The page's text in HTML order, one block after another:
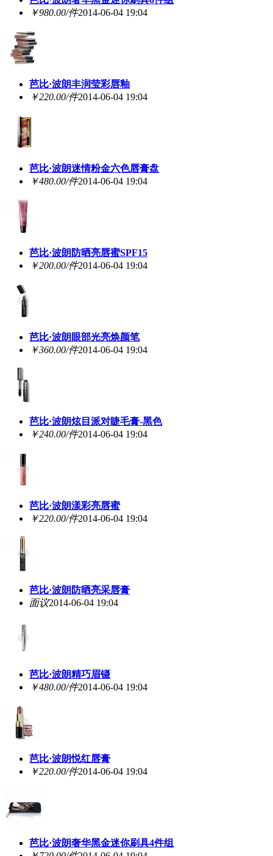
￥980.00/件2014-06-04 19:04
芭比·波朗丰润莹彩唇釉
￥220.00/件2014-06-04 19:04
芭比·波朗迷情粉金六色唇膏盘
￥480.00/件2014-06-04 19:04
芭比·波朗防晒亮唇蜜SPF15
￥200.00/件2014-06-04 19:04
芭比·波朗眼部光亮焕颜笔
￥360.00/件2014-06-04 19:04
芭比·波朗炫目派对睫毛膏-黑色
￥240.00/件2014-06-04 19:04
芭比·波朗漾彩亮唇蜜
￥220.00/件2014-06-04 19:04
芭比·波朗防晒亮采唇膏
面议2014-06-04 19:04
芭比·波朗精巧眉镊
￥480.00/件2014-06-04 19:04
芭比·波朗悦红唇膏
￥220.00/件2014-06-04 19:04
芭比·波朗奢华黑金迷你刷具4件组